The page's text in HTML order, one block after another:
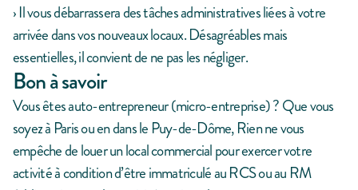
› Il vous débarrassera des tâches administratives liées à votre
arrivée dans vos nouveaux locaux. Désagréables mais
essentielles, il convient de ne pas les négliger.
Bon à savoir
Vous êtes auto-entrepreneur (micro-entreprise) ? Que vous
soyez à Paris ou en dans le Puy-de-Dôme, Rien ne vous
empêche de louer un local commercial pour exercer votre
activité à condition d’être immatriculé au RCS ou au RM